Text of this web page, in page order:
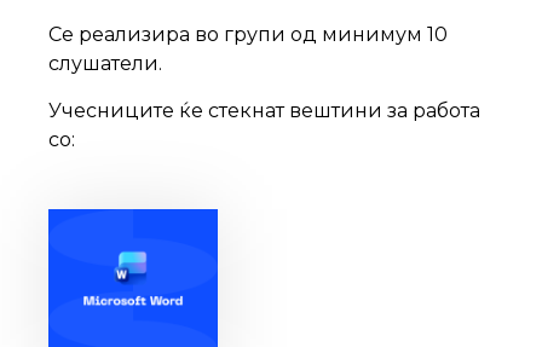
Се реализира во групи од минимум 10
слушатели.
Учесниците ќе стекнат вештини за работа
со: